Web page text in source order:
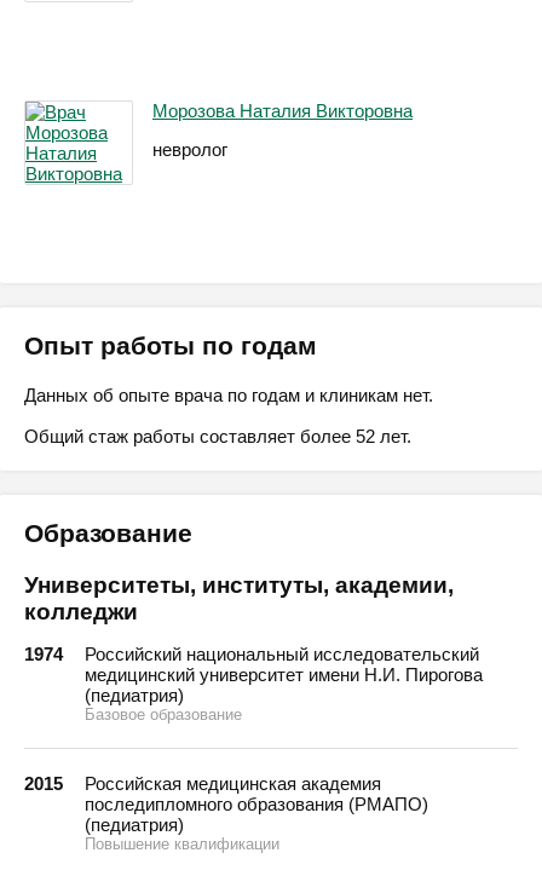
Морозова Наталия Викторовна
невролог
Опыт работы по годам
Данных об опыте врача по годам и клиникам нет.
Общий стаж работы составляет более 52 лет.
Образование
Университеты, институты, академии,
колледжи
1974
Российский национальный исследовательский
медицинский университет имени Н.И. Пирогова
(педиатрия)
Базовое образование
2015
Российская медицинская академия
последипломного образования (РМАПО)
(педиатрия)
Повышение квалификации